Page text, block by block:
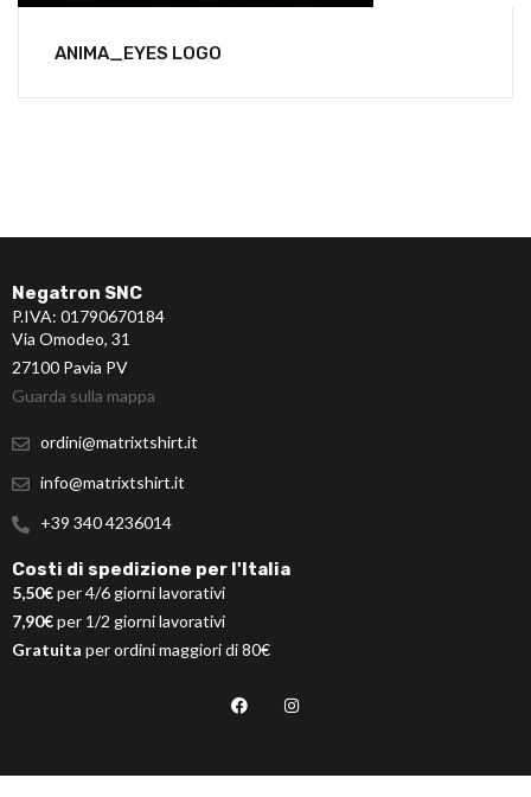
ANIMA_EYES LOGO
Negatron SNC
P.IVA: 01790670184
Via Omodeo, 31
27100 Pavia PV
Guarda sulla mappa
ordini@matrixtshirt.it
info@matrixtshirt.it
+39 340 4236014
Costi di spedizione per l'Italia
5,50€per 4/6 giorni lavorativi
7,90€per 1/2 giorni lavorativi
Gratuita per ordini maggiori di 80€